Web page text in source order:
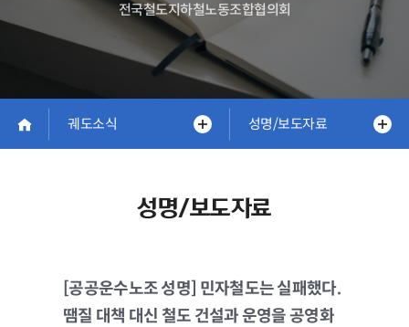
전국철도지하철노동조합협의회
궤도소식 성명/보도자료
성명/보도자료
[공공운수노조 성명] 민자철도는 실패했다.
땜질 대책 대신 철도 건설과 운영을 공영화